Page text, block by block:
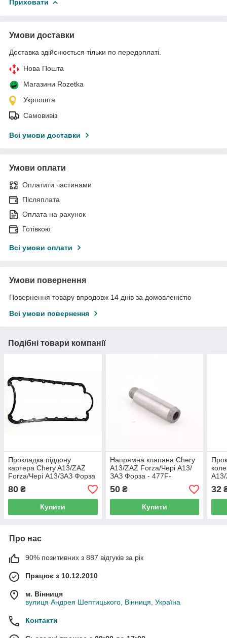
Приховати
Умови доставки
Доставка здійснюється тільки по передоплаті.
Нова Пошта
Магазини Rozetka
Укрпошта
Самовивіз
Всі умови доставки
Умови оплати
Оплатити частинами
Післяплата
Оплата на рахунок
Готівкою
Всі умови оплати
Умови повернення
Повернення товару впродовж 14 днів за домовленістю
Всі умови повернення
Подібні товари компанії
Прокладка піддону
картера Chery A13/ZAZ
Forza/Чері А13/ЗАЗ Форза
- 477F-1009021
80 ₴
Купити
Напрямна клапана Chery
A13/ZAZ Forza/Чері А13/
ЗАЗ Форза - 477F-
1003023
50₴
Купити
ЗАЗ
32
Про нас
90% позитивних з 887 відгуків за рік
Працює з 10.12.2010
м. Вінниця
вулиця Андрея Шептицького, Вінниця, Україна
Контакти